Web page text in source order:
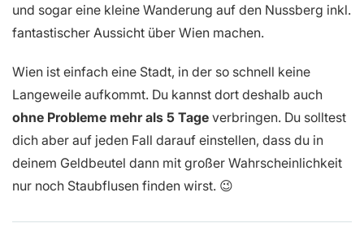
und sogar eine kleine Wanderung auf den Nussberg inkl.
fantastischer Aussicht über Wien machen.
Wien ist einfach eine Stadt, in der so schnell keine
Langeweile aufkommt. Du kannst dort deshalb auch
ohne Probleme mehr als 5 Tage verbringen. Du solltest
dich aber auf jeden Fall darauf einstellen, dass du in
deinem Geldbeutel dann mit großer Wahrscheinlichkeit
nur noch Staubflusen finden wirst. 😉